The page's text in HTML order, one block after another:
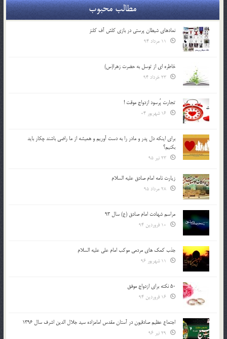
مطالب محبوب
نمادهای شیطان پرستی در بازی کلش آف کلنز
خاطره ای از توسل به حضرت زهرا(س)
تجارت پُرسود ازدواج موقت !
براي اينكه دل پدر و مادر را به دست آوريم و هميشه از ما راضي باشند چكار بايد
بكنيم؟
زیارت نامه امام صادق علیه السلام
مراسم شهادت امام صادق (ع) سال 93
جذب کمک های مردمی موکب امام علی علیه السلام
50 نکته برای ازدواج موفق
اجتماع عظیم صادقیون در آستان مقدس امامزاده سید جلال الدین اشرف سال 1396